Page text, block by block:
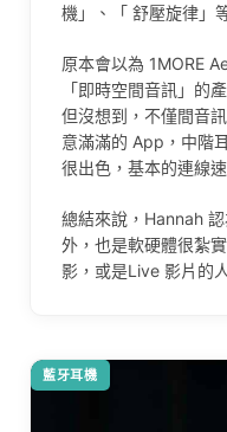
機」、「 舒壓旋律」
原本會以為 1MORE
「即時空間音訊」的
但沒想到，不僅間音
意滿滿的 App，中階
很出色，基本的連線
總結來說，Hannah
外，也是軟硬體很紮
影，或是Live 影片的
藍牙耳機